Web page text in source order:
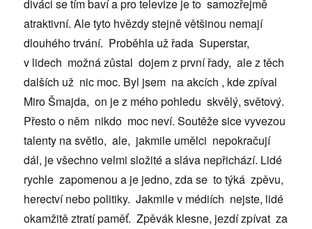
diváci se tím baví a pro televize je to samozřejmě
atraktivní. Ale tyto hvězdy stejně většinou nemají
dlouhého trvání. Proběhla už řada Superstar,
v lidech možná zůstal dojem z první řady, ale z těch
dalších už nic moc. Byl jsem na akcích , kde zpíval
Miro Šmajda, on je z mého pohledu skvělý, světový.
Přesto o něm nikdo moc neví. Soutěže sice vyvezou
talenty na světlo, ale, jakmile umělci nepokračují
dál, je všechno velmi složité a sláva nepřichází. Lidé
rychle zapomenou a je jedno, zda se to týká zpěvu,
herectví nebo politiky. Jakmile v médiích nejste, lidé
okamžitě ztratí paměť. Zpěvák klesne, jezdí zpívat za